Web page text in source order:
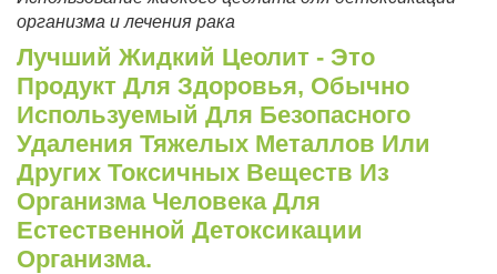
организма и лечения рака
Лучший Жидкий Цеолит - Это
Продукт Для Здоровья, Обычно
Используемый Для Безопасного
Удаления Тяжелых Металлов Или
Других Токсичных Веществ Из
Организма Человека Для
Естественной Детоксикации
Организма.